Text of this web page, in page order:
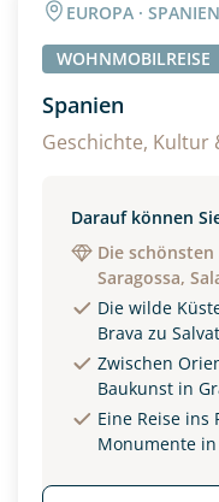
EUROPA · SPANIEN
WOHNMOBILREISE
Spanien
Geschichte, Kultur
Darauf können
Die
Saragossa,
Die wilde
Brava zu
Zwischen
Baukunst in
Eine Reise ins
Monumente